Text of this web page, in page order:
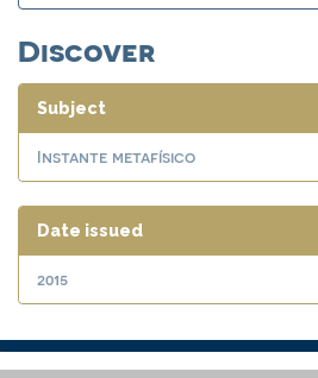
Discover
Subject
Instante metafísico
Date issued
2015